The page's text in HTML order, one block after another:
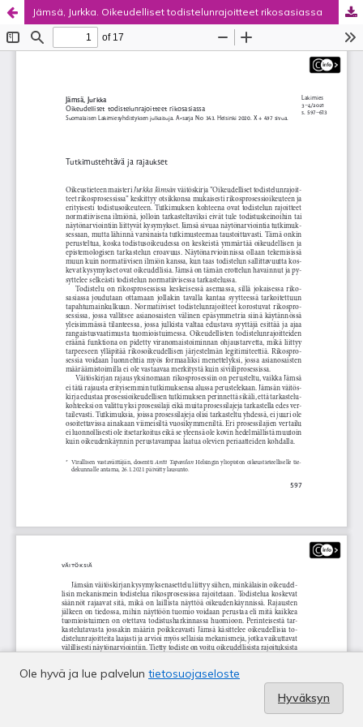
Jämsä, Jurkka. Oikeudelliset todistelunrajoitteet rikosasiassa
Ole hyvä ja lue palvelun tietosuojaseloste
Hyväksyn
Tieteellisten seurain valtuuskunta.